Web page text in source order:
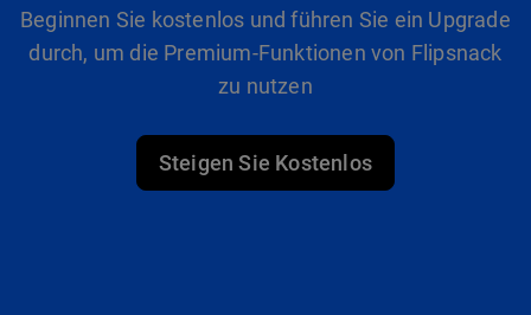
Beginnen Sie kostenlos und führen Sie ein Upgrade
durch, um die Premium-Funktionen von Flipsnack
zu nutzen
Steigen Sie Kostenlos